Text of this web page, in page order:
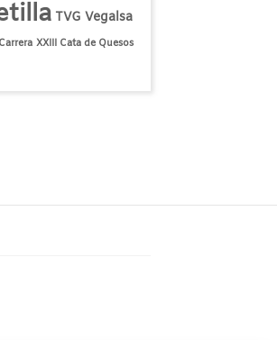
TVG Vegalsa
XXIII Cata de Quesos